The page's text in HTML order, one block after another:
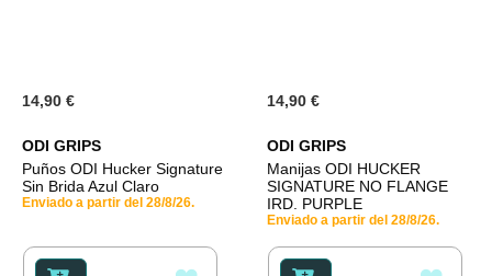
14,90 €
ODI GRIPS
Puños ODI Hucker Signature
Sin Brida Azul Claro
Enviado a partir del 28/8/26.
14,90 €
ODI GRIPS
Manijas ODI HUCKER
SIGNATURE NO FLANGE
IRD. PURPLE
Enviado a partir del 28/8/26.